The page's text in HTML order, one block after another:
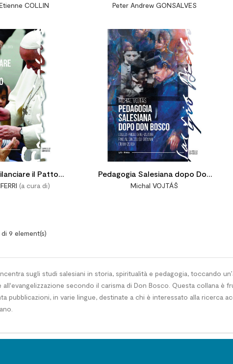
di Giovanni
COLLIN Peter Andrew GONSALVES
il Patto
Globale
(a cura di)
Pedagogia Salesiana dopo Don
Bosco. Dalla prima generazione
Michal VOJTÁŠ
9 element(s)
sugli studi salesiani in storia, spiritualità e pedagogia, toccando
all'evangelizzazione secondo il carisma di Don Bosco. Questa collana è
pubblicazioni, in varie lingue, destinate a chi è interessato alla ricerca